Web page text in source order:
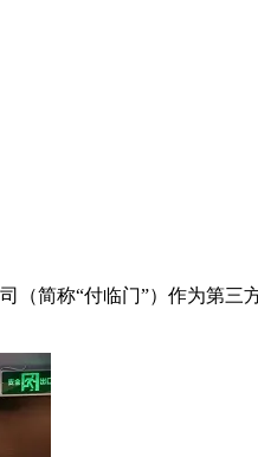
（简称“付临门”）作为第三